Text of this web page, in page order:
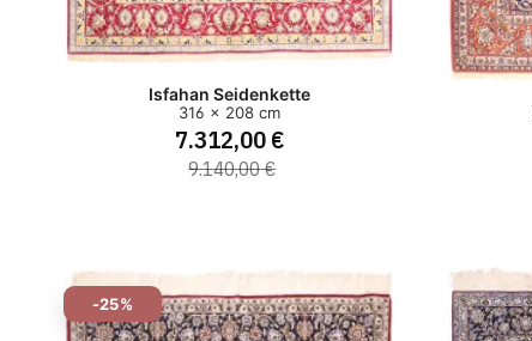
Isfahan Seidenkette
316 x 208 cm
7.312,00 €
9.140,00 €
-25%